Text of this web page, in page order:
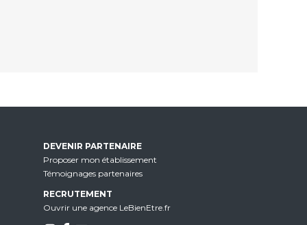
DEVENIR PARTENAIRE
Proposer mon établissement
Témoignages partenaires
RECRUTEMENT
Ouvrir une agence LeBienEtre.fr